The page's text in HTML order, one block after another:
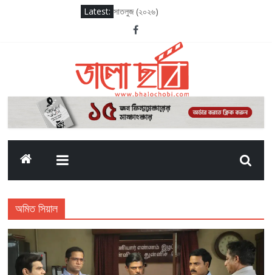
Latest: সাতলুজ (২০২৬)
আদর্শ বাল বিদ্যালয় (২০২৬)
সাকসেশন সিজন থ্রি
লগ আউট (২০২৫)
দ্য ওডিসি (২০২৬)
অমিত সিয়াল